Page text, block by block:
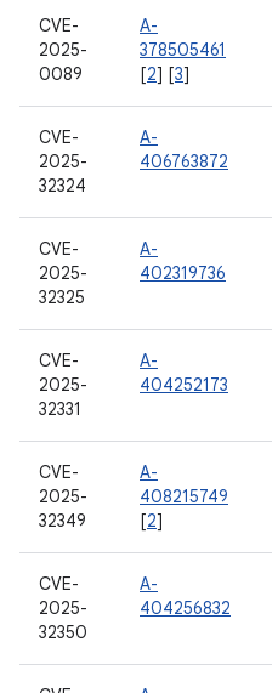
CVE-
2025-
0089
A-
378505461
[2] [3]
CVE-
2025-
32324
A-
406763872
CVE-
2025-
32325
A-
402319736
CVE-
2025-
32331
A-
404252173
CVE-
2025-
32349
A-
408215749
[2]
CVE-
2025-
32350
A-
404256832